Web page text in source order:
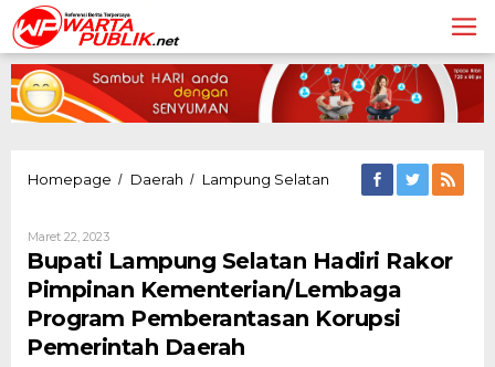
Lewati
ke
konten
Homepage / Daerah / Lampung Selatan
Lampung
Rakor
Pimpinan
Kementerian/Lembaga
Program
Maret 22, 2023Oleh
Redaksi
Bupati Lampung Selatan Hadiri Rakor
Pimpinan Kementerian/Lembaga
Program Pemberantasan Korupsi
Pemerintah Daerah